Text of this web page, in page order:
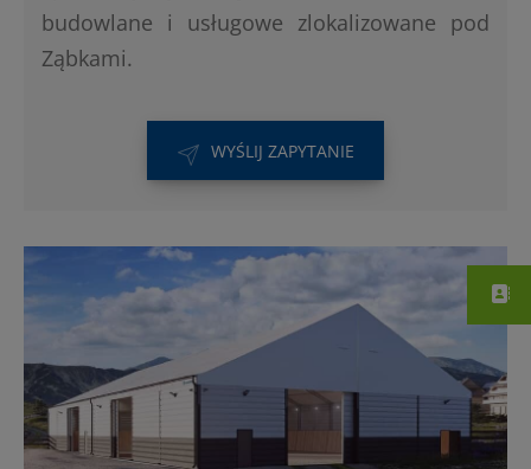
budowlane i usługowe zlokalizowane pod
Ząbkami.
WYŚLIJ ZAPYTANIE